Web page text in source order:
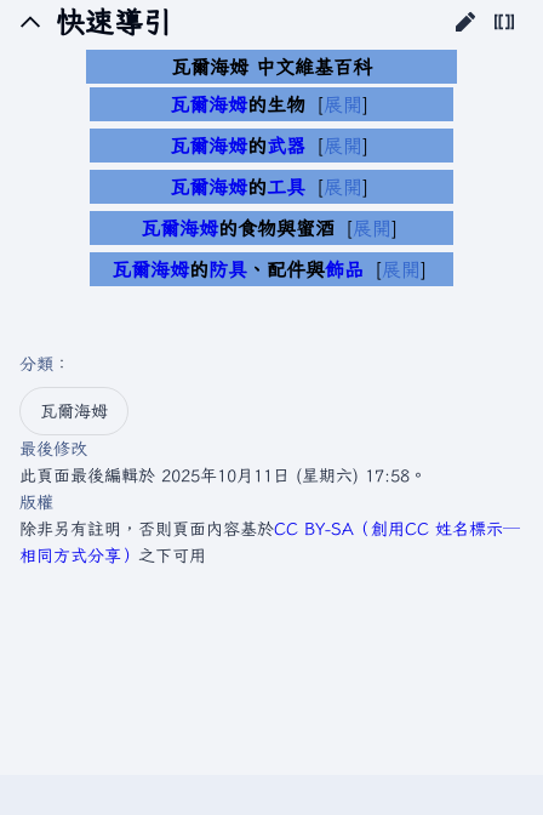
快速導引
瓦爾海姆 中文維基百科
瓦爾海姆的生物
展開
瓦爾海姆的武器
展開
瓦爾海姆的工具
展開
瓦爾海姆的食物與蜜酒
展開
瓦爾海姆的防具、配件與飾品 展開
分類 ：​
瓦爾海姆
最後修改
此頁面最後編輯於 2025年10月11日 (星期六) 17:58。
版權
除非另有註明，否則頁面內容基於CC BY-SA（創用CC 姓名標示─
相同方式分享） 之下可用